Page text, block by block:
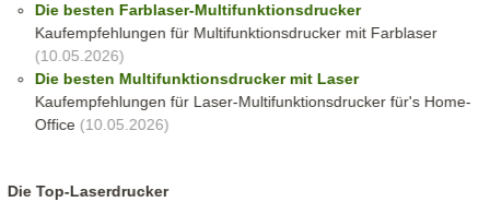
Die besten Farblaser-Multifunktionsdrucker
Kaufempfehlungen für Multifunktionsdrucker mit Farblaser
(10.05.2026)
Die besten Multifunktionsdrucker mit Laser
Kaufempfehlungen für Laser-Multifunktionsdrucker für's Home-
Office (10.05.2026)
Die Top-Laserdrucker